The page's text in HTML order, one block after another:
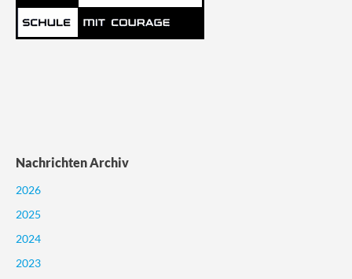
Nachrichten Archiv
2026
2025
2024
2023